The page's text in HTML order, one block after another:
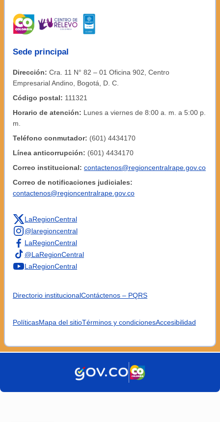
Sede principal
Dirección: Cra. 11 N° 82 – 01 Oficina 902, Centro
Empresarial Andino, Bogotá, D. C.
Código postal: 111321
Horario de atención: Lunes a viernes de 8:00 a. m. a 5:00 p.
m.
Teléfono conmutador: (601) 4434170
Línea anticorrupción: (601) 4434170
Correo institucional: contactenos@regioncentralrape.gov.co
Correo de notificaciones judiciales:
contactenos@regioncentralrape.gov.co
LaRegionCentral
@laregioncentral
LaRegionCentral
@LaRegionCentral
LaRegionCentral
Directorio institucionalContáctenos – PQRS
PolíticasMapa del sitioTérminos y condicionesAccesibilidad